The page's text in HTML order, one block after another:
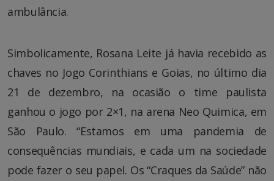
ambulância.
Simbolicamente, Rosana Leite já havia recebido as
chaves no Jogo Corinthians e Goias, no último dia
21 de dezembro, na ocasião o time paulista
ganhou o jogo por 2×1, na arena Neo Quimica, em
São Paulo. “Estamos em uma pandemia de
consequências mundiais, e cada um na sociedade
pode fazer o seu papel. Os “Craques da Saúde” não